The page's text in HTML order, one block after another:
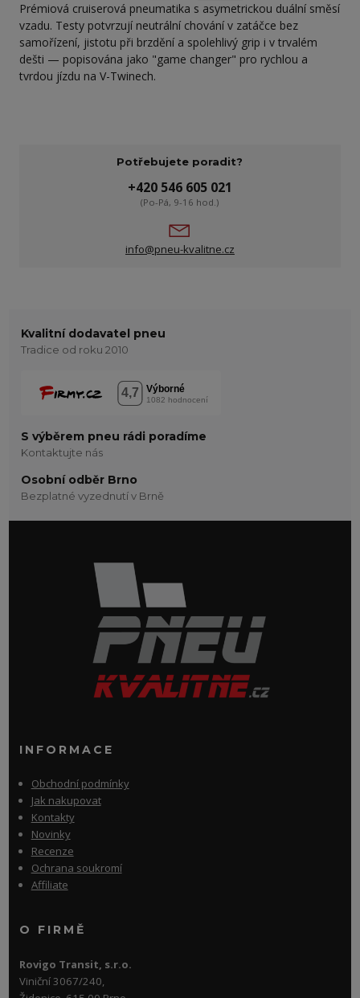
Prémiová cruiserová pneumatika s asymetrickou duální směsí
vzadu. Testy potvrzují neutrální chování v zatáčce bez
samořízení, jistotu při brzdění a spolehlivý grip i v trvalém
dešti — popisována jako "game changer" pro rychlou a
tvrdou jízdu na V-Twinech.
Potřebujete poradit?
+420 546 605 021
(Po-Pá, 9-16 hod.)
info@pneu-kvalitne.cz
Kvalitní dodavatel pneu
Tradice od roku 2010
S výběrem pneu rádi poradíme
Kontaktujte nás
Osobní odběr Brno
Bezplatné vyzednutí v Brně
INFORMACE
Obchodní podmínky
Jak nakupovat
Kontakty
Novinky
Recenze
Ochrana soukromí
Affiliate
O FIRMĚ
Rovigo Transit, s.r.o.
Viniční 3067/240,